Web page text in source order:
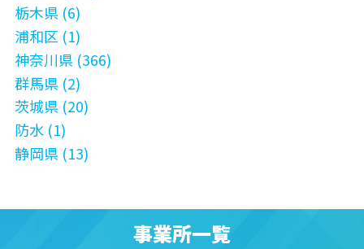
栃木県 (6)
浦和区 (1)
神奈川県 (366)
群馬県 (2)
茨城県 (20)
防水 (1)
静岡県 (13)
事業所一覧